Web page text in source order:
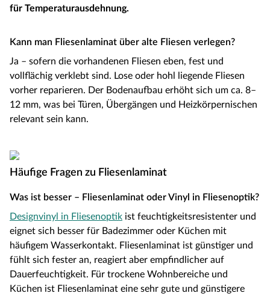
für Temperaturausdehnung.
Kann man Fliesenlaminat über alte Fliesen verlegen?
Ja – sofern die vorhandenen Fliesen eben, fest und
vollflächig verklebt sind. Lose oder hohl liegende Fliesen
vorher reparieren. Der Bodenaufbau erhöht sich um ca. 8–
12 mm, was bei Türen, Übergängen und Heizkörpernischen
relevant sein kann.
Häufige Fragen zu Fliesenlaminat
Was ist besser – Fliesenlaminat oder Vinyl in Fliesenoptik?
Designvinyl in Fliesenoptik ist feuchtigkeitsresistenter und
eignet sich besser für Badezimmer oder Küchen mit
häufigem Wasserkontakt. Fliesenlaminat ist günstiger und
fühlt sich fester an, reagiert aber empfindlicher auf
Dauerfeuchtigkeit. Für trockene Wohnbereiche und
Küchen ist Fliesenlaminat eine sehr gute und günstigere